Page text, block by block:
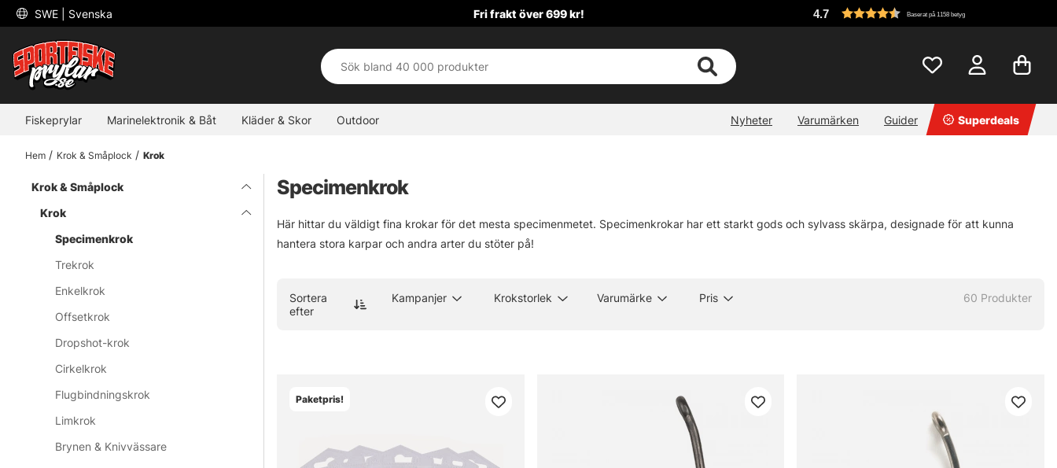
SWE | Svenska Fri frakt över 699 kr! 4.7 Baserat på 1158 betyg
Fiskeprylar Marinelektronik & Båt Kläder & Skor Outdoor Nyheter Varumärken Guider Superdeals
Hem Krok & Småplock Krok
Krok & Småplock
Krok
Specimenkrok
Trekrok
Enkelkrok
Offsetkrok
Dropshot-krok
Cirkelkrok
Flugbindningskrok
Limkrok
Brynen & Knivvässare
Specimenkrok
Här hittar du väldigt fina krokar för det mesta specimenmetet. Specimenkrokar har ett starkt gods och sylvass skärpa, designade för att kunna
hantera stora karpar och andra arter du stöter på!
Sortera
efter
Kampanjer Krokstorlek Varumärke Pris 60 Produkter
Paketpris!